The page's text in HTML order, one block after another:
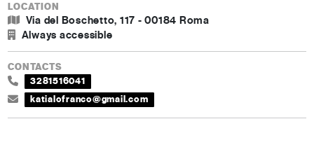
LOCATION
Via del Boschetto, 117 - 00184 Roma
Always accessible
CONTACTS
3281516041
katialofranco@gmail.com